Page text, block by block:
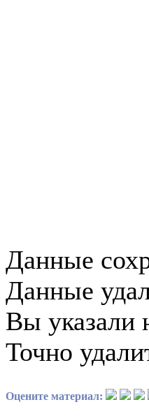
Данные
Данные
Вы указали
Точно
Оцените материал: